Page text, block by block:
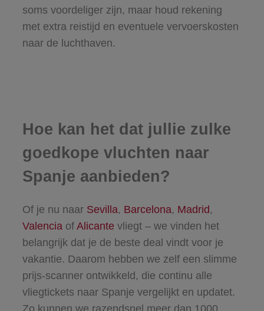
soms voordeliger zijn, maar houd rekening
met extra reistijd en eventuele vervoerskosten
naar de luchthaven.
Hoe kan het dat jullie zulke
goedkope vluchten naar
Spanje aanbieden?
Of je nu naar Sevilla, Barcelona, Madrid ,
Valenciaof Alicante vliegt – we vinden het
belangrijk dat je de beste deal vindt voor je
vakantie. Daarom hebben we zelf een slimme
prijs-scanner ontwikkeld, die continu alle
vliegtickets naar Spanje vergelijkt en updatet.